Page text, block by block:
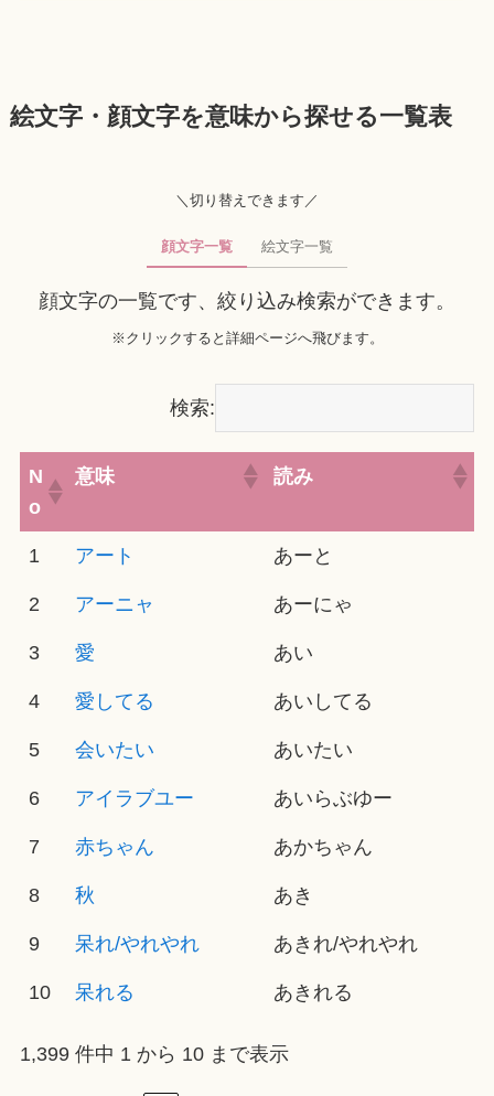
絵文字・顔文字を意味から探せる一覧表
＼切り替えできます／
顔文字一覧 絵文字一覧
顔文字の一覧です、絞り込み検索ができます。
※クリックすると詳細ページへ飛びます。
検索:
N
o
意味 読み
1 アート あーと
2 アーニャ あーにゃ
3 愛 あい
4 愛してる あいしてる
5 会いたい あいたい
6 アイラブユー あいらぶゆー
7 赤ちゃん あかちゃん
8 秋 あき
9 呆れ/やれやれ あきれ/やれやれ
10 呆れる あきれる
1,399 件中 1 から 10 まで表示